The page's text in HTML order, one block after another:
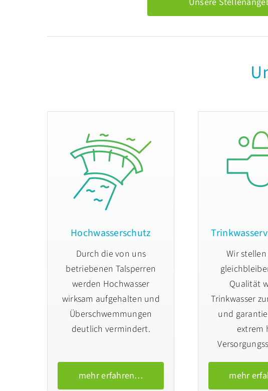
Hochwasserschutz
Durch die von uns
betriebenen Talsperren
werden Hochwasser
wirksam aufgehalten und
Überschwemmungen
deutlich vermindert.
mehr erfahren…
Wir
Qualität
Trinkwasser
und
extrem
mehr